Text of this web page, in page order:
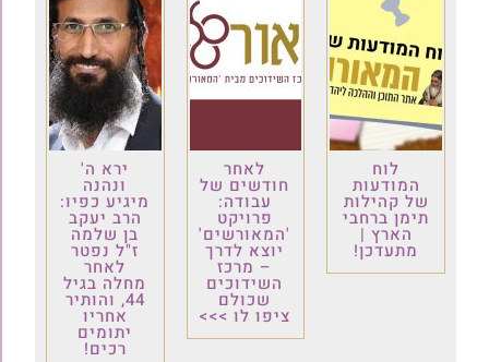
לוח
המודעות
של קהילות
תימן ברחבי
הארץ |
מתעדכן!
לאחר
חודשים של
עבודה:
פרויקט
'המאורשים'
יוצא לדרך
– מרכז
השידוכים
שכולם
ציפו לו >>>
ירא ה'
ונהנה
מיגיע כפיו:
הרב יעקב
בן שלמה
ז"ל נפטר
לאחר
מחלה בגיל
44, והותיר
אחריו
יתומים
רכים!